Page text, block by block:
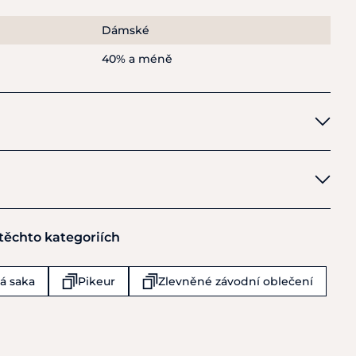
Nepoužívejte aviváž.
Dámské
40% a méně
GmbH &
kategoriích
saka Pikeur Zlevněné závodní oblečení